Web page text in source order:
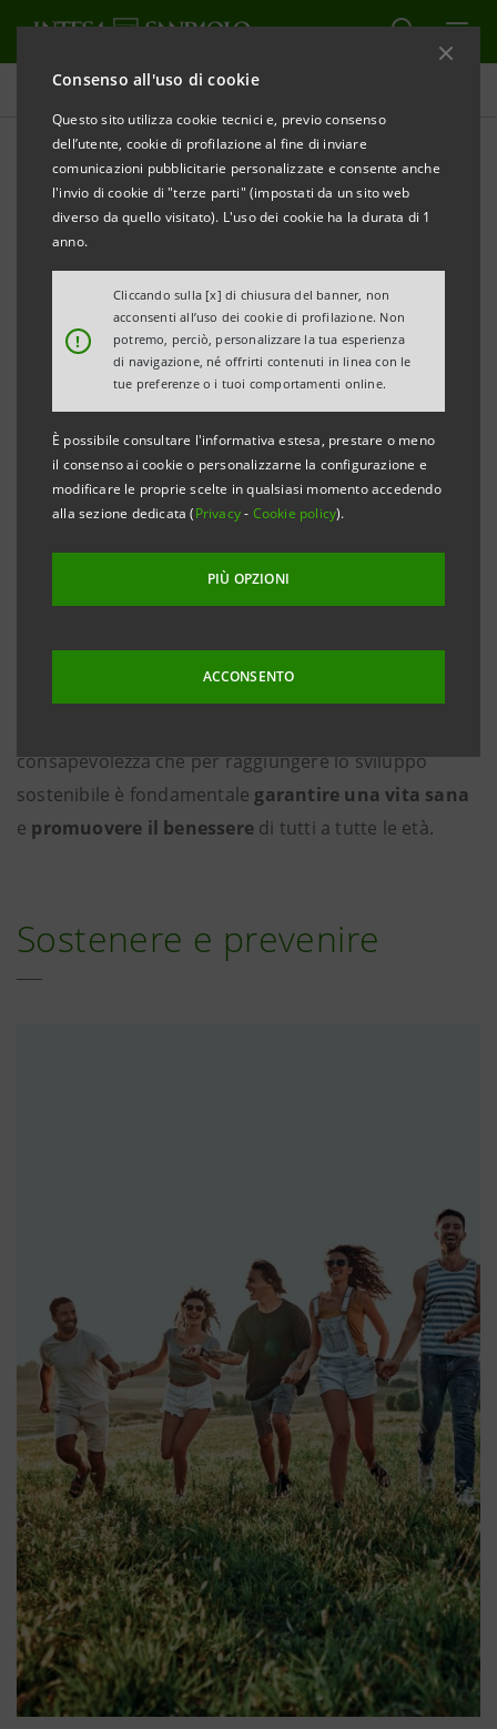
Consenso all'uso di cookie
Questo sito utilizza cookie tecnici e, previo consenso
dell’utente, cookie di profilazione al fine di inviare
comunicazioni pubblicitarie personalizzate e consente anche
l'invio di cookie di "terze parti" (impostati da un sito web
diverso da quello visitato). L'uso dei cookie ha la durata di 1
anno.
!
Cliccando sulla [x] di chiusura del banner, non
acconsenti all’uso dei cookie di profilazione. Non
potremo, perciò, personalizzare la tua esperienza
di navigazione, né offrirti contenuti in linea con le
tue preferenze o i tuoi comportamenti online.
È possibile consultare l'informativa estesa, prestare o meno
il consenso ai cookie o personalizzarne la configurazione e
modificare le proprie scelte in qualsiasi momento accedendo
alla sezione dedicata (Privacy- Cookie policy).
PIÙ OPZIONI
ACCONSENTO
Inclusione e coesione sociale
Prevenzione e recupero
dalle dipendenze: iniziative
per il benessere comune
L’impatto del fenomeno della tossicodipendenza sulla
società ha risvolti molto ampi, poiché non è
circoscritto esclusivamente alla sfera privata del
consumatore di sostanze stupefacenti, ma riguarda
anche il contesto in cui è inserito l’individuo,
consapevolezza che per raggiungere lo sviluppo
sostenibile è fondamentale garantire una vita sana
e promuovere il benessere di tutti a tutte le età.
Sostenere e prevenire